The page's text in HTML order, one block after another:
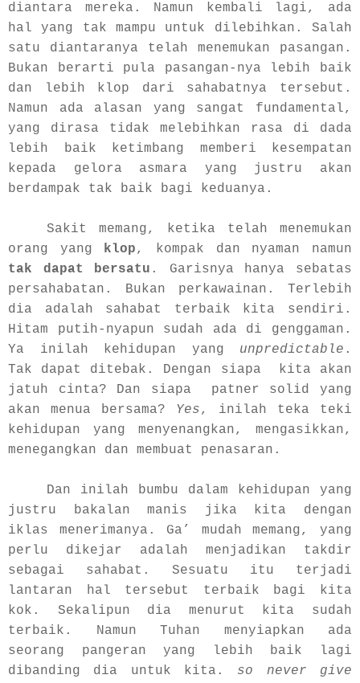
diantara mereka. Namun kembali lagi, ada
hal yang tak mampu untuk dilebihkan. Salah
satu diantaranya telah menemukan pasangan.
Bukan berarti pula pasangan-nya lebih baik
dan lebih klop dari sahabatnya tersebut.
Namun ada alasan yang sangat fundamental,
yang dirasa tidak melebihkan rasa di dada
lebih baik ketimbang memberi kesempatan
kepada gelora asmara yang justru akan
berdampak tak baik bagi keduanya.
Sakit memang, ketika telah menemukan
orang yang klop, kompak dan nyaman namun
tak dapat bersatu . Garisnya hanya sebatas
persahabatan. Bukan perkawainan. Terlebih
dia adalah sahabat terbaik kita sendiri.
Hitam putih-nyapun sudah ada di genggaman.
Ya inilah kehidupan yang unpredictable .
Tak dapat ditebak. Dengan siapa kita akan
jatuh cinta? Dan siapa patner solid yang
akan menua bersama? Yes, inilah teka teki
kehidupan yang menyenangkan, mengasikkan,
menegangkan dan membuat penasaran.
Dan inilah bumbu dalam kehidupan yang
justru bakalan manis jika kita dengan
iklas menerimanya. Ga’ mudah memang, yang
perlu dikejar adalah menjadikan takdir
sebagai sahabat. Sesuatu itu terjadi
lantaran hal tersebut terbaik bagi kita
kok. Sekalipun dia menurut kita sudah
terbaik. Namun Tuhan menyiapkan ada
seorang pangeran yang lebih baik lagi
dibanding dia untuk kita. so never give